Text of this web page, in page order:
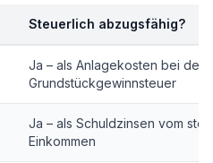
Steuerlich abzugsfähig?
Ja – als Anlagekosten bei der
Grundstückgewinnsteuer
Ja – als Schuldzinsen vom
Einkommen